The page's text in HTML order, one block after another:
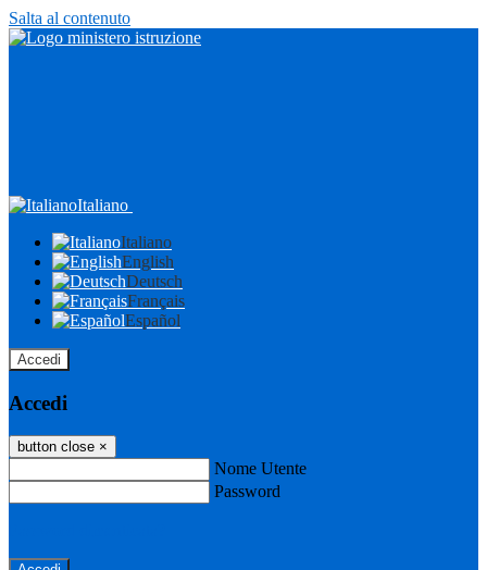
Salta al contenuto
Italiano
Italiano
English
Deutsch
Français
Español
Accedi
Accedi
button close ×
Nome Utente
Password